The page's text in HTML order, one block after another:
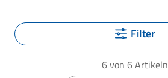
Filter
6von 6Artikeln